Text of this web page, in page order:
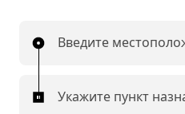
Введите
Укажите пункт